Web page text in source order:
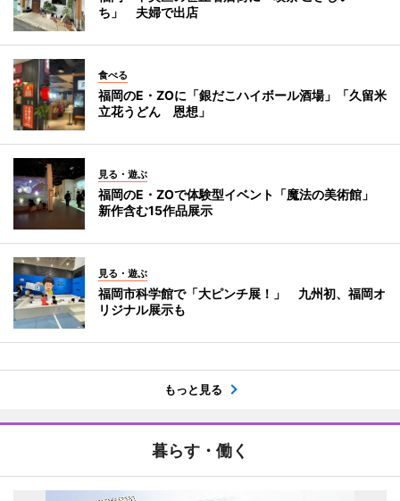
ち」 夫婦で出店
食べる
福岡のE・ZOに「銀だこハイボール酒場」「久留米
立花うどん 恩想」
見る・遊ぶ
福岡のE・ZOで体験型イベント「魔法の美術館」
新作含む15作品展示
見る・遊ぶ
福岡市科学館で「大ピンチ展！」 九州初、福岡オ
リジナル展示も
もっと見る
暮らす・働く